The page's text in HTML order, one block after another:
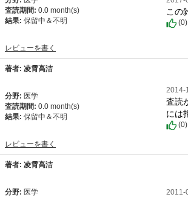
査読期間: 0.0 month(s)
結果: 保留中＆不明
レビューを書く
この
(0)
著者: 凌霄高洁
分野: 医学
査読期間: 0.0 month(s)
結果: 保留中＆不明
レビューを書く
2014-
査読
には
(0)
著者: 凌霄高洁
分野: 医学
2011-